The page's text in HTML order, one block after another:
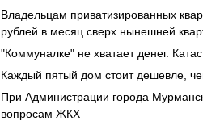
Владельцам приватизированных
рублей в месяц сверх нынешней
"Коммуналке" не хватает денег.
Каждый пятый дом стоит дешевле,
При Администрации города
вопросам ЖКХ